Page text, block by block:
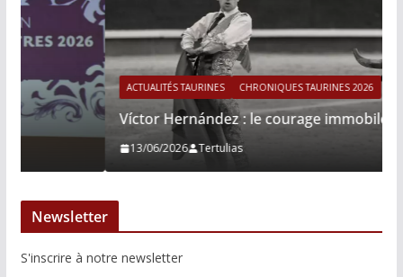
ACTUALITÉS TAURINES CHRONIQUES TAURINES 2026
Víctor Hernández : le courage immobile
Tertulias
Newsletter
S'inscrire à notre newsletter